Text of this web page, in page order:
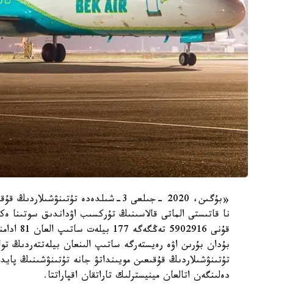
«بۇگىن، 2020 -جىلعى 3-شىلدەدە
نا قاتىستى الماتى قالاسىنىڭ تۇركسىب اۋداندىق
قۇنى
بۇدان بۇرىن اۋە رەيستەرگە ساتىپ الىنعان بيلەتتەردىڭ
تۇتىنۋشىلاردىڭ قۇقىعىن مويىنداتۋ جانە تۇتىنۋشىنىڭ
دەلىنگەن اتالعان مينيسترلىك تاراتقان اقپاراتتا.